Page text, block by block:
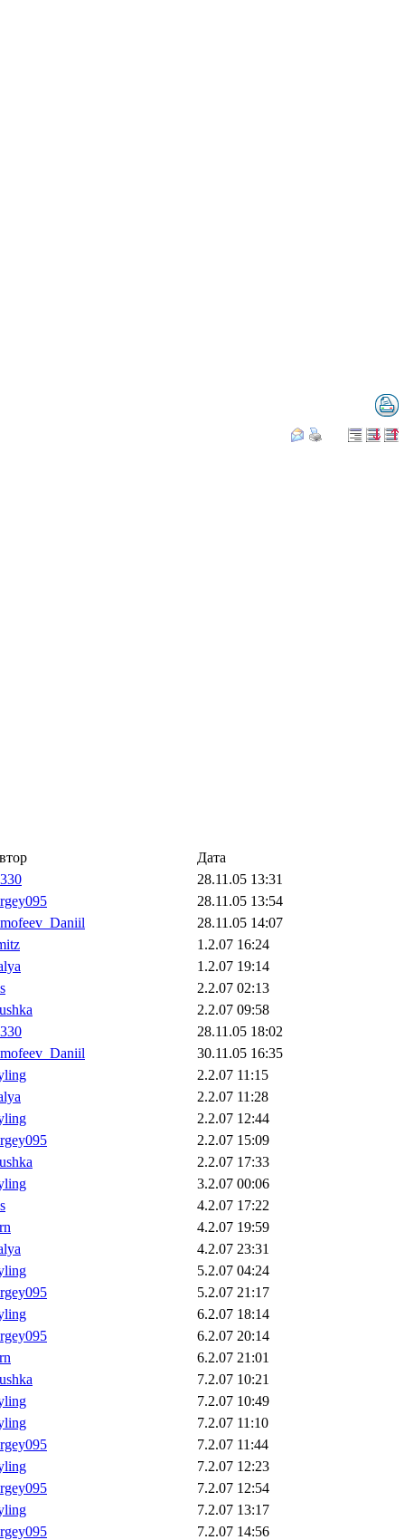
Дата
28.11.05 13:31
28.11.05 13:54
28.11.05 14:07
1.2.07 16:24
1.2.07 19:14
2.2.07 02:13
2.2.07 09:58
28.11.05 18:02
30.11.05 16:35
2.2.07 11:15
2.2.07 11:28
2.2.07 12:44
2.2.07 15:09
2.2.07 17:33
3.2.07 00:06
4.2.07 17:22
4.2.07 19:59
4.2.07 23:31
5.2.07 04:24
5.2.07 21:17
6.2.07 18:14
6.2.07 20:14
6.2.07 21:01
7.2.07 10:21
7.2.07 10:49
7.2.07 11:10
7.2.07 11:44
7.2.07 12:23
7.2.07 12:54
7.2.07 13:17
7.2.07 14:56